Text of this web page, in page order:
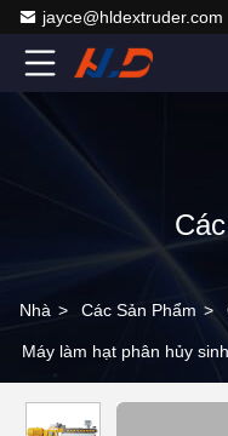
jayce@hldextruder.com
Nhà > Các Sản Phẩm >
Máy làm hạt phân hủy